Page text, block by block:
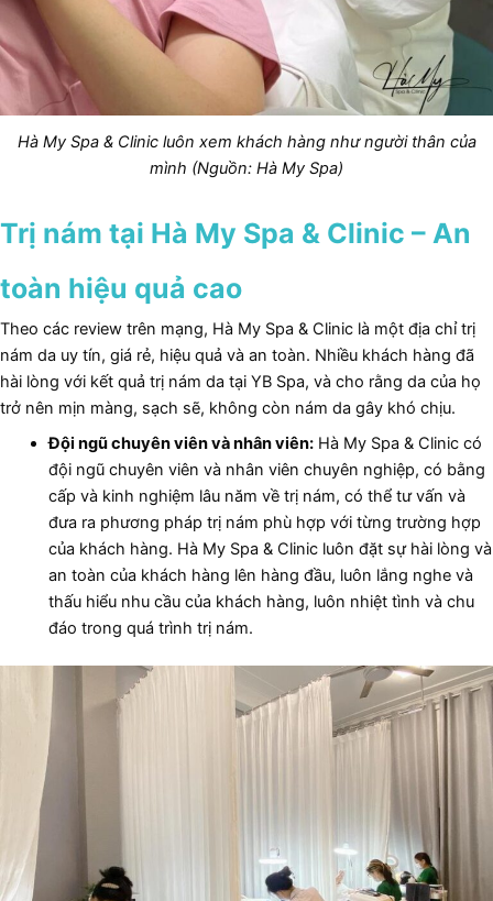
Hà My Spa & Clinic luôn xem khách hàng như người thân của
mình (Nguồn: Hà My Spa)
Trị nám tại Hà My Spa & Clinic – An
toàn hiệu quả cao
Theo các review trên mạng, Hà My Spa & Clinic là một địa chỉ trị
nám da uy tín, giá rẻ, hiệu quả và an toàn. Nhiều khách hàng đã
hài lòng với kết quả trị nám da tại YB Spa, và cho rằng da của họ
trở nên mịn màng, sạch sẽ, không còn nám da gây khó chịu.
Đội ngũ chuyên viên và nhân viên:Hà My Spa & Clinic có
đội ngũ chuyên viên và nhân viên chuyên nghiệp, có bằng
cấp và kinh nghiệm lâu năm về trị nám, có thể tư vấn và
đưa ra phương pháp trị nám phù hợp với từng trường hợp
của khách hàng. Hà My Spa & Clinic luôn đặt sự hài lòng và
an toàn của khách hàng lên hàng đầu, luôn lắng nghe và
thấu hiểu nhu cầu của khách hàng, luôn nhiệt tình và chu
đáo trong quá trình trị nám.